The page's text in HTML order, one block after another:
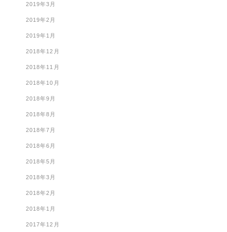
2019年3月
2019年2月
2019年1月
2018年12月
2018年11月
2018年10月
2018年9月
2018年8月
2018年7月
2018年6月
2018年5月
2018年3月
2018年2月
2018年1月
2017年12月